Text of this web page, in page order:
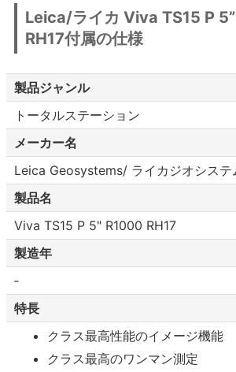
Leica/ライカ Viva TS15 P
RH17付属の仕様
製品ジャンル
トータルステーション
メーカー名
Leica Geosystems/ ライカジオシステ
製品名
Viva TS15 P 5" R1000 RH17
製造年
‐
特長
クラス最高性能のイメージ機能
クラス最高のワンマン測定